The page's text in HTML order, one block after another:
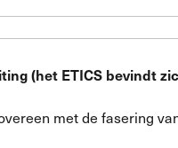
(het ETICS bevindt
met de fasering